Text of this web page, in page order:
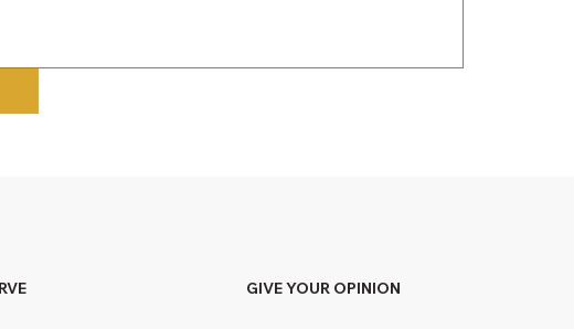
GIVE YOUR OPINION